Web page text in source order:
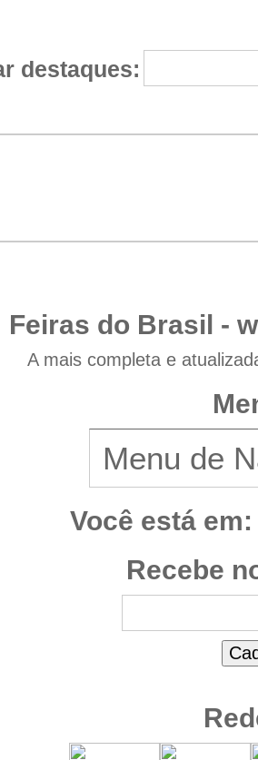
destaques:
Feiras do Brasil -
A mais completa e
Você está em:
Recebe